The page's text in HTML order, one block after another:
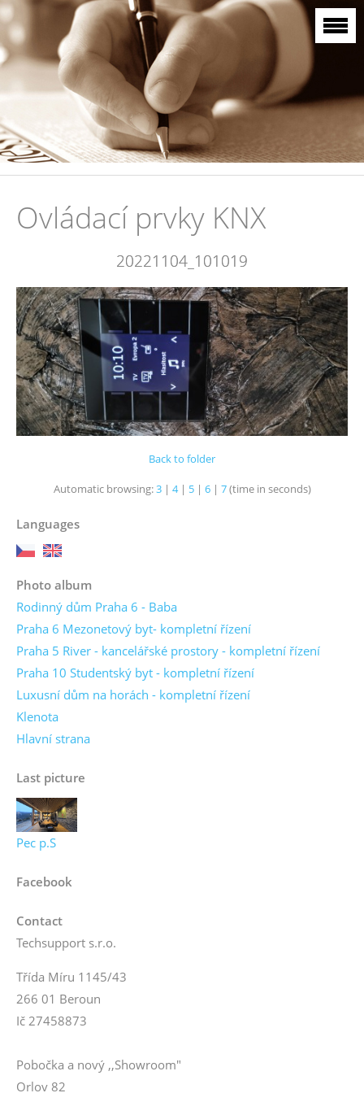
Ovládací prvky KNX
20221104_101019
Back to folder
Automatic browsing:3| 4| 5| 6| 7(time in seconds)
Languages
Photo album
Rodinný dům Praha 6 - Baba
Praha 6 Mezonetový byt- kompletní řízení
Praha 5 River - kancelářské prostory - kompletní řízení
Praha 10 Studentský byt - kompletní řízení
Luxusní dům na horách - kompletní řízení
Klenota
Hlavní strana
Last picture
Pec p.S
Facebook
Contact
Techsupport s.r.o.
Třída Míru 1145/43
266 01 Beroun
Ič 27458873
Pobočka a nový ,,Showroom"
Orlov 82